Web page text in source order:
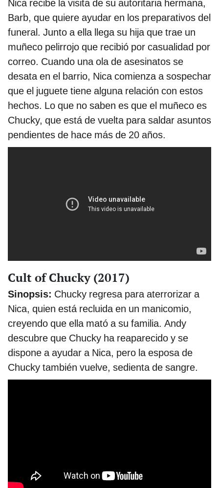
Nica recibe la visita de su autoritaria hermana,
Barb, que quiere ayudar en los preparativos del
funeral. Junto a ella llega su hija que trae un
muñeco pelirrojo que recibió por casualidad por
correo. Cuando una ola de asesinatos se
desata en el barrio, Nica comienza a sospechar
que el juguete tiene alguna relación con estos
hechos. Lo que no saben es que el muñeco es
Chucky, que está de vuelta para saldar asuntos
pendientes de hace más de 20 años.
Cult of Chucky (2017)
Sinopsis: Chucky regresa para aterrorizar a
Nica, quien está recluida en un manicomio,
creyendo que ella mató a su familia. Andy
descubre que Chucky ha reaparecido y se
dispone a ayudar a Nica, pero la esposa de
Chucky también vuelve, sedienta de sangre.